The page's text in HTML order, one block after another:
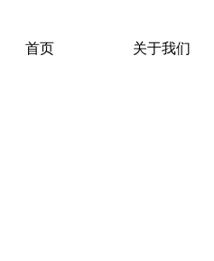
首页 关于我们